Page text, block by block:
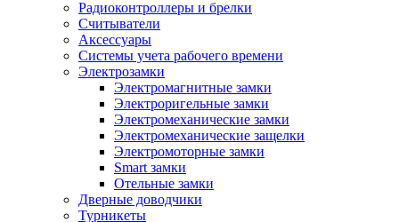
Радиоконтроллеры и брелки
Считыватели
Аксессуары
Системы учета рабочего времени
Электрозамки
Электромагнитные замки
Электроригельные замки
Электромеханические замки
Электромеханические защелки
Электромоторные замки
Smart замки
Отельные замки
Дверные доводчики
Турникеты